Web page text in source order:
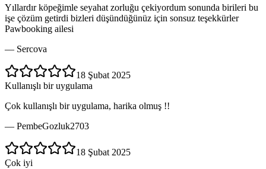
Yıllardır köpeğimle seyahat zorluğu çekiyordum sonunda birileri bu
işe çözüm getirdi bizleri düşündüğünüz için sonsuz teşekkürler
Pawbooking ailesi
— Sercova
18 Şubat 2025
Kullanışlı bir uygulama
Çok kullanışlı bir uygulama, harika olmuş !!
— PembeGozluk2703
18 Şubat 2025
Çok iyi